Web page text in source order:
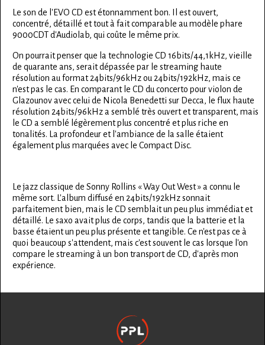
Le son de l'EVO CD est étonnamment bon. Il est ouvert,
concentré, détaillé et tout à fait comparable au modèle phare
9000CDT d'Audiolab, qui coûte le même prix.
On pourrait penser que la technologie CD 16bits/44,1kHz, vieille
de quarante ans, serait dépassée par le streaming haute
résolution au format 24bits/96kHz ou 24bits/192kHz, mais ce
n'est pas le cas. En comparant le CD du concerto pour violon de
Glazounov avec celui de Nicola Benedetti sur Decca, le flux haute
résolution 24bits/96kHz a semblé très ouvert et transparent, mais
le CD a semblé légèrement plus concentré et plus riche en
tonalités. La profondeur et l'ambiance de la salle étaient
également plus marquées avec le Compact Disc.
Le jazz classique de Sonny Rollins « Way Out West » a connu le
même sort. L'album diffusé en 24bits/192kHz sonnait
parfaitement bien, mais le CD semblait un peu plus immédiat et
détaillé. Le saxo avait plus de corps, tandis que la batterie et la
basse étaient un peu plus présente et tangible. Ce n'est pas ce à
quoi beaucoup s'attendent, mais c'est souvent le cas lorsque l'on
compare le streaming à un bon transport de CD, d'après mon
expérience.